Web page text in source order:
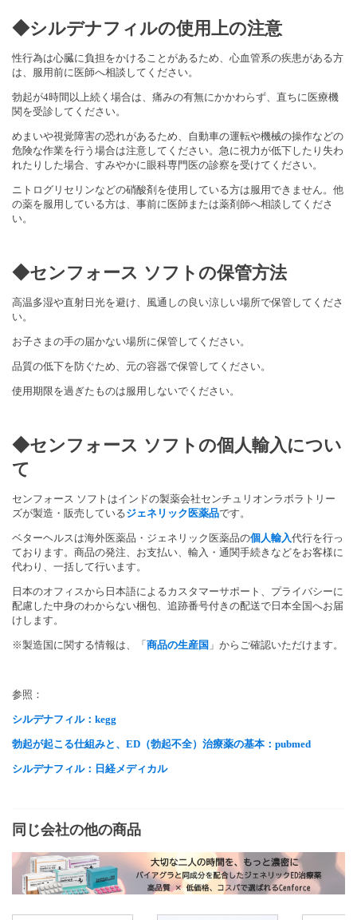
◆シルデナフィルの使用上の注意
性行為は心臓に負担をかけることがあるため、心血管系の疾患がある方
は、服用前に医師へ相談してください。
勃起が4時間以上続く場合は、痛みの有無にかかわらず、直ちに医療機
関を受診してください。
めまいや視覚障害の恐れがあるため、自動車の運転や機械の操作などの
危険な作業を行う場合は注意してください。急に視力が低下したり失わ
れたりした場合、すみやかに眼科専門医の診察を受けてください。
ニトログリセリンなどの硝酸剤を使用している方は服用できません。他
の薬を服用している方は、事前に医師または薬剤師へ相談してくださ
い。
◆センフォース ソフト の保管方法
高温多湿や直射日光を避け、風通しの良い涼しい場所で保管してくださ
い。
お子さまの手の届かない場所に保管してください。
品質の低下を防ぐため、元の容器で保管してください。
使用期限を過ぎたものは服用しないでください。
◆センフォース ソフト の個人輸入につい
て
センフォース ソフトはインドの製薬会社センチュリオンラボラトリー
ズが製造・販売しているジェネリック医薬品です。
ベターヘルスは海外医薬品・ジェネリック医薬品の個人輸入代行を行っ
ております。商品の発注、お支払い、輸入・通関手続きなどをお客様に
代わり、一括して行います。
日本のオフィスから日本語によるカスタマーサポート、プライバシーに
配慮した中身のわからない梱包、追跡番号付きの配送で日本全国へお届
けします。
※製造国に関する情報は、「商品の生産国 」からご確認いただけます。
参照：
シルデナフィル：kegg
勃起が起こる仕組みと、ED（勃起不全）治療薬の基本：pubmed
シルデナフィル：日経メディカル
同じ会社の他の商品